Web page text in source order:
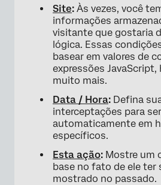
Site: Às vezes, você
informações
visitante que gostaria
lógica. Essas
basear em valores de
expressões JavaScript,
muito mais.
Data / Hora: Defina
interceptações para
automaticamente em
específicos.
Esta ação: Mostre um
base no fato de ele ter
mostrado no passado.